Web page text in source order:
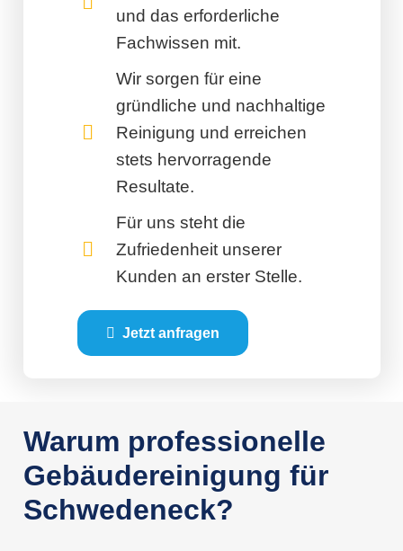
und das erforderliche
Fachwissen mit.
Wir sorgen für eine
gründliche und nachhaltige
Reinigung und erreichen
stets hervorragende
Resultate.
Für uns steht die
Zufriedenheit unserer
Kunden an erster Stelle.
Jetzt anfragen
Warum professionelle
Gebäudereinigung für
Schwedeneck?